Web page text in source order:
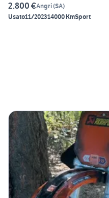
2.800 €Angri(SA)
Usato11/202314000 KmSport